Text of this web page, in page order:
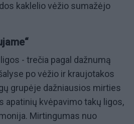
kaklelio vėžio sumažėjo
- trečia pagal dažnumą
po vėžio ir kraujotakos
grupėje dažniausios mirties
apatinių kvėpavimo takų ligos,
Mirtingumas nuo